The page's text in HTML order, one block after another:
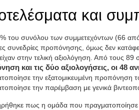
και
του συνόλου των συμμετεχόντων (66
συνεδρίες προπόνησης, όμως δεν
στην τελική αξιολόγηση. Από τους 89
και τις δύο αξιολογήσεις, οι 48
την εξατομικευμένη προπόνηση
την παρέμβαση με γενικά
πως η ομάδα που πραγματοποίησε